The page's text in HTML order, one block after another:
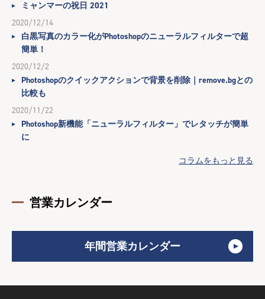
ミャンマーの祝日 2021
2020/12/14
白黒写真のカラー化がPhotoshopのニューラルフィルターで超
簡単！
2020/12/2
Photoshopのクイックアクションで背景を削除｜remove.bgとの
比較も
2020/11/22
Photoshop新機能「ニューラルフィルター」でレタッチが簡単
に
コラムをもっと見る
営業カレンダー
年間営業カレンダー